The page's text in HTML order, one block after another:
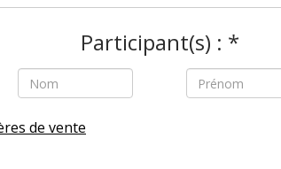
Participant(s) : *
de vente